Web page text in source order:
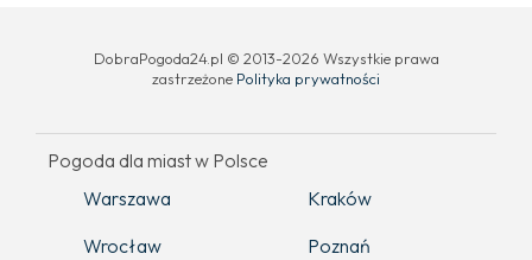
DobraPogoda24.pl © 2013-2026 Wszystkie prawa
zastrzeżone Polityka prywatności
Pogoda dla miast w Polsce
Warszawa
Kraków
Wrocław
Poznań